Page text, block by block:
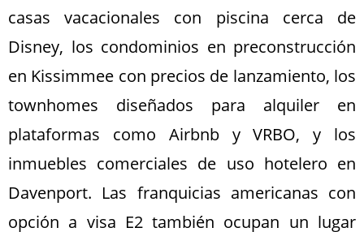
casas vacacionales con piscina cerca de
Disney, los condominios en preconstrucción
en Kissimmee con precios de lanzamiento, los
townhomes diseñados para alquiler en
plataformas como Airbnb y VRBO, y los
inmuebles comerciales de uso hotelero en
Davenport. Las franquicias americanas con
opción a visa E2 también ocupan un lugar